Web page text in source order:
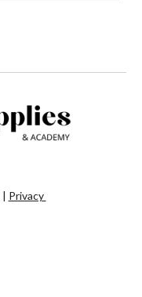
| Privacy